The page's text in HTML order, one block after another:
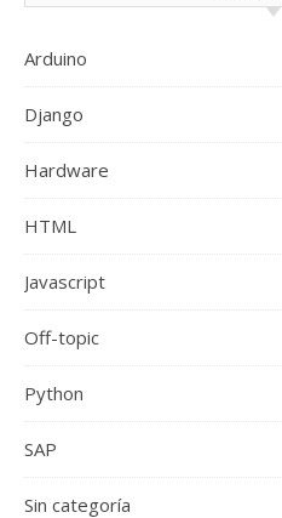
Arduino
Django
Hardware
HTML
Javascript
Off-topic
Python
SAP
Sin categoría